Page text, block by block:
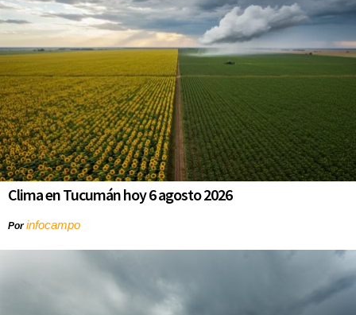
Clima en Tucumán hoy 6 agosto 2026
Porinfocampo